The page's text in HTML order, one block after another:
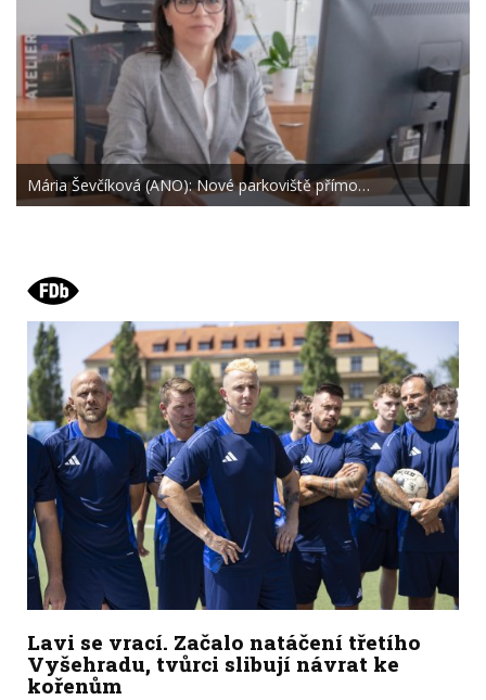
Mária Ševčíková (ANO): Nové parkoviště přímo…
Lavi se vrací. Začalo natáčení třetího
Vyšehradu, tvůrci slibují návrat ke
kořenům